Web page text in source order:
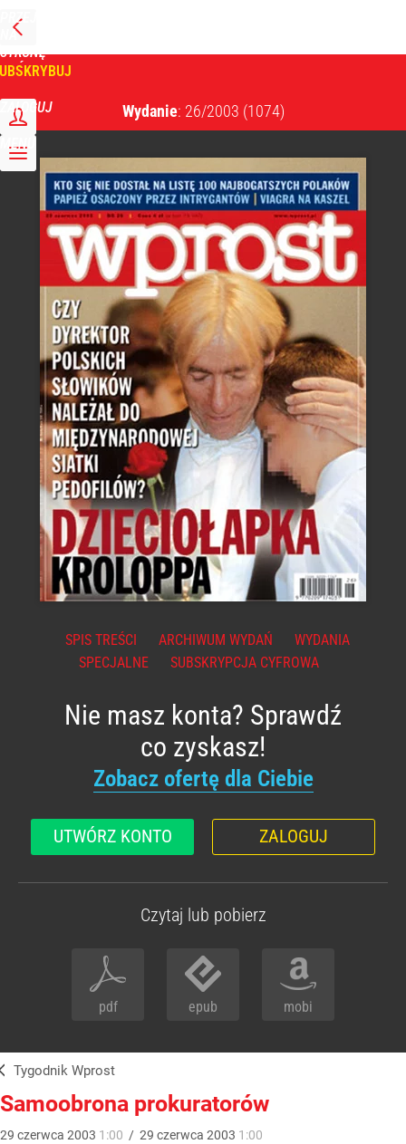
PRZEJDŹ
NA
STRONĘ
GŁÓWNĄ
ZALOGUJ
MENU
Wydanie: 26/2003 (1074)
SPIS TREŚCI ARCHIWUM WYDAŃ
WYDANIA
SPECJALNE
SUBSKRYPCJA CYFROWA
Nie masz konta? Sprawdź
co zyskasz!
Zobacz ofertę dla Ciebie
UTWÓRZ KONTO ZALOGUJ
Czytaj lub pobierz
pdf epub mobi
Tygodnik Wprost
Samoobrona prokuratorów
29 czerwca 2003 1:00 / 29 czerwca 2003 1:00